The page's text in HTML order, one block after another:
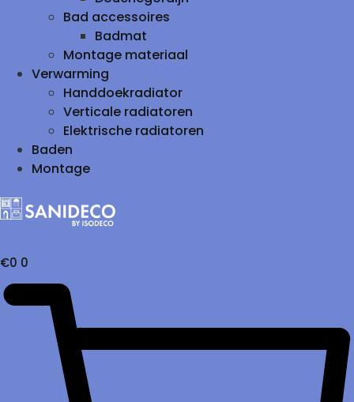
Bad accessoires
Badmat
Montage materiaal
Verwarming
Handdoekradiator
Verticale radiatoren
Elektrische radiatoren
Baden
Montage
€0 0